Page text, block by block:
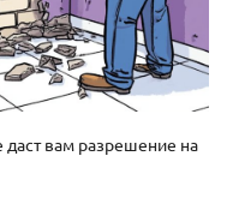
даст вам разрешение на